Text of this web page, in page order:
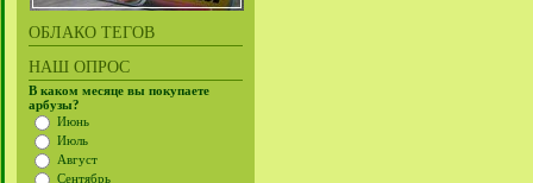
ОБЛАКО ТЕГОВ
НАШ ОПРОС
В каком месяце вы покупаете
арбузы?
Июнь
Июль
Август
Сентябрь